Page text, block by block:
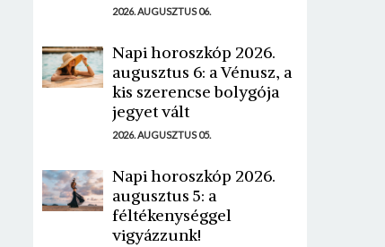
2026. AUGUSZTUS 06.
Napi horoszkóp 2026.
augusztus 6: a Vénusz, a
kis szerencse bolygója
jegyet vált
2026. AUGUSZTUS 05.
Napi horoszkóp 2026.
augusztus 5: a
féltékenységgel
vigyázzunk!